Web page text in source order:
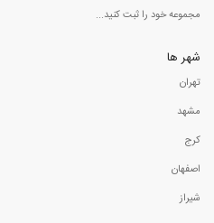
مجموعه خود را ثبت کنید...
شهر ها
تهران
مشهد
کرج
اصفهان
شیراز